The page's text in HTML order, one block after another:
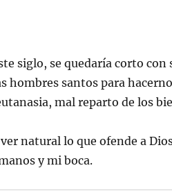
siglo, se quedaría corto con
hombres santos para
mal reparto de los
natural lo que ofende a
y mi boca.